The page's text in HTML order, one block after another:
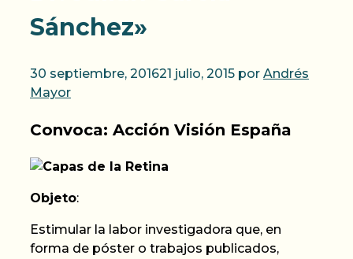
Sánchez»
30 septiembre, 201621 julio, 2015 por Andrés
Mayor
Convoca: Acción Visión España
Objeto:
Estimular la labor investigadora que, en
forma de póster o trabajos publicados,